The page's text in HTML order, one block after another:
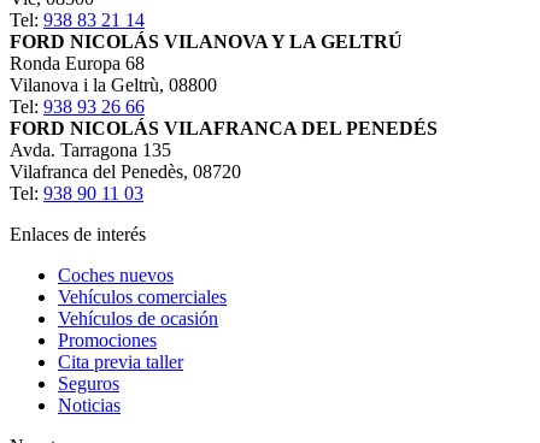
Tel: 938 83 21 14
FORD NICOLÁS VILANOVA Y LA GELTRÚ
Ronda Europa 68
Vilanova i la Geltrù, 08800
Tel: 938 93 26 66
FORD NICOLÁS VILAFRANCA DEL PENEDÉS
Avda. Tarragona 135
Vilafranca del Penedès, 08720
Tel: 938 90 11 03
Enlaces de interés
Coches nuevos
Vehículos comerciales
Vehículos de ocasión
Promociones
Cita previa taller
Seguros
Noticias